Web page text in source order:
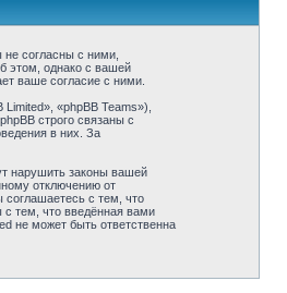
согласны с ними,
этом, однако с вашей
ваше согласие с ними.
«phpBB Teams»),
строго связаны с
в них. За
нарушить законы вашей
отключению от
с тем, что
тем, что введённая вами
не может быть ответственна